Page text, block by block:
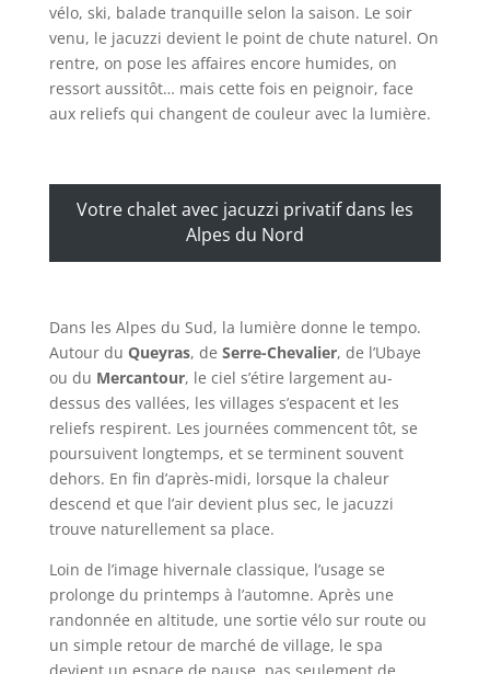
vélo, ski, balade tranquille selon la saison. Le soir
venu, le jacuzzi devient le point de chute naturel. On
rentre, on pose les affaires encore humides, on
ressort aussitôt… mais cette fois en peignoir, face
aux reliefs qui changent de couleur avec la lumière.
Votre chalet avec jacuzzi privatif dans les
Alpes du Nord
Dans les Alpes du Sud, la lumière donne le tempo.
Autour du Queyras, de Serre-Chevalier, de l’Ubaye
ou du Mercantour, le ciel s’étire largement au-
dessus des vallées, les villages s’espacent et les
reliefs respirent. Les journées commencent tôt, se
poursuivent longtemps, et se terminent souvent
dehors. En fin d’après-midi, lorsque la chaleur
descend et que l’air devient plus sec, le jacuzzi
trouve naturellement sa place.
Loin de l’image hivernale classique, l’usage se
prolonge du printemps à l’automne. Après une
randonnée en altitude, une sortie vélo sur route ou
un simple retour de marché de village, le spa
devient un espace de pause, pas seulement de